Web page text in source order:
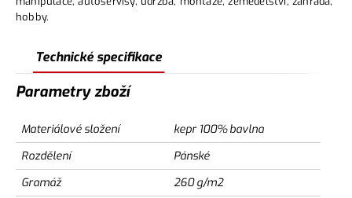
hobby.
Technické specifikace
Parametry zboží
Materiálové složení
kepr 100% bavlna
Rozdělení
Pánské
Gramáž
260 g/m2